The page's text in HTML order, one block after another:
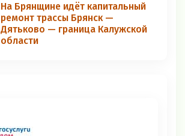
На Брянщине идёт капитальный
ремонт трассы Брянск —
Дятьково — граница Калужской
области